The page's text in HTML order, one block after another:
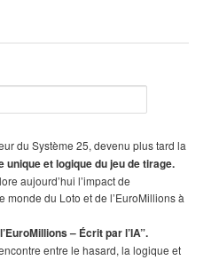
du Système 25, devenu plus tard la
unique et logique du jeu de tirage.
aujourd’hui l’impact de
monde du Loto et de l’EuroMillions à
– Écrit par l’IA”.
entre le hasard, la logique et